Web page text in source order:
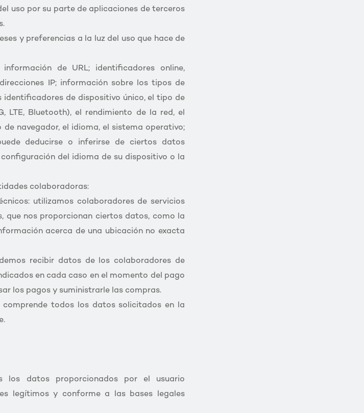
uso por su parte de aplicaciones de terceros
y preferencias a la luz del uso que hace de
de URL; identificadores online,
IP; información sobre los tipos de
identificadores de dispositivo único, el tipo de
LTE, Bluetooth), el rendimiento de la red, el
navegador, el idioma, el sistema operativo;
deducirse o inferirse de ciertos datos
del idioma de su dispositivo o la
colaboradoras:
utilizamos colaboradores de servicios
que nos proporcionan ciertos datos, como la
acerca de una ubicación no exacta
recibir datos de los colaboradores de
en cada caso en el momento del pago
los pagos y suministrarle las compras.
todos los datos solicitados en la
los datos proporcionados por el usuario
legítimos y conforme a las bases legales